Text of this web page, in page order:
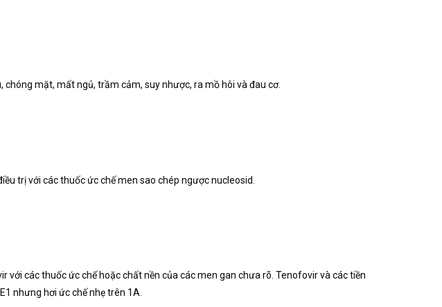
mặt, mất ngủ, trầm cảm, suy nhược, ra mồ hôi và đau cơ.
trị với các thuốc ức chế men sao chép ngược nucleosid.
các thuốc ức chế hoặc chất nền của các men gan chưa rõ. Tenofovir và các tiền
nhưng hơi ức chế nhẹ trên 1A.